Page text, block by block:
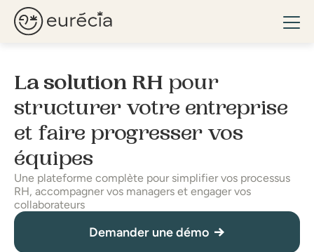
La solution RH pour
structurer votre entreprise
et faire progresser vos
équipes
Une plateforme complète pour simplifier vos processus
RH, accompagner vos managers et engager vos
collaborateurs
Demander une démo